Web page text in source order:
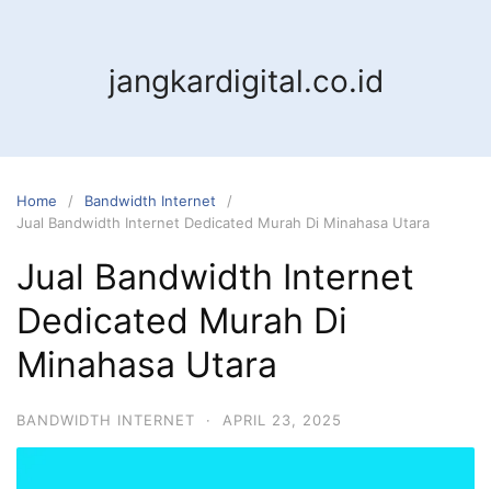
jangkardigital.co.id
Home
Bandwidth Internet
Jual Bandwidth Internet Dedicated Murah Di Minahasa Utara
Jual Bandwidth Internet
Dedicated Murah Di
Minahasa Utara
BANDWIDTH INTERNET · APRIL 23, 2025